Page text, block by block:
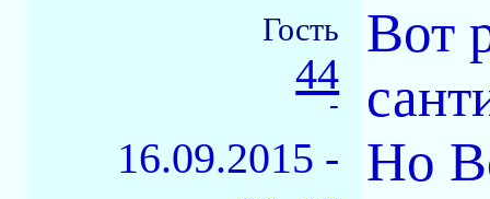
Гость
44
-
16.09.2015 -
Вот
Но